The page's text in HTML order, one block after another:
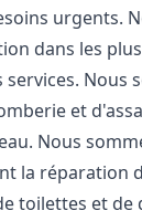
urgents.
dans les
Nous
et
Nous
la réparation
toilettes et